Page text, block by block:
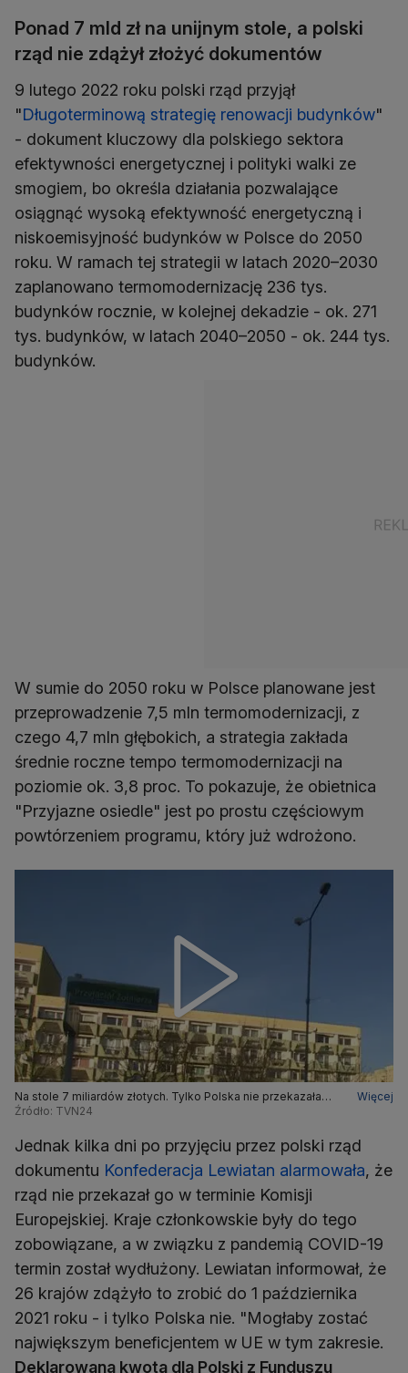
Ponad 7 mld zł na unijnym stole, a polski
rząd nie zdążył złożyć dokumentów
9 lutego 2022 roku polski rząd przyjął
"Długoterminową strategię renowacji budynków"
- dokument kluczowy dla polskiego sektora
efektywności energetycznej i polityki walki ze
smogiem, bo określa działania pozwalające
osiągnąć wysoką efektywność energetyczną i
niskoemisyjność budynków w Polsce do 2050
roku. W ramach tej strategii w latach 2020–2030
zaplanowano termomodernizację 236 tys.
budynków rocznie, w kolejnej dekadzie - ok. 271
tys. budynków, w latach 2040–2050 - ok. 244 tys.
budynków.
W sumie do 2050 roku w Polsce planowane jest
przeprowadzenie 7,5 mln termomodernizacji, z
czego 4,7 mln głębokich, a strategia zakłada
średnie roczne tempo termomodernizacji na
poziomie ok. 3,8 proc. To pokazuje, że obietnica
"Przyjazne osiedle" jest po prostu częściowym
powtórzeniem programu, który już wdrożono.
Na stole 7 miliardów złotych. Tylko Polska nie przekazała
wymaganego dokumentu
Więcej
Źródło: TVN24
Jednak kilka dni po przyjęciu przez polski rząd
dokumentu Konfederacja Lewiatan alarmowała, że
rząd nie przekazał go w terminie Komisji
Europejskiej. Kraje członkowskie były do tego
zobowiązane, a w związku z pandemią COVID-19
termin został wydłużony. Lewiatan informował, że
26 krajów zdążyło to zrobić do 1 października
2021 roku - i tylko Polska nie. "Mogłaby zostać
największym beneficjentem w UE w tym zakresie.
Deklarowana kwota dla Polski z Funduszu